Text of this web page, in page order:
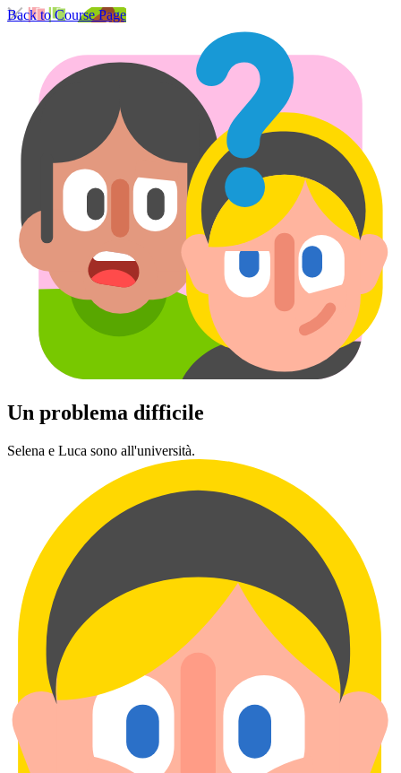
Back to Course Page
Un problema difficile
Selena e Luca sono all'università.